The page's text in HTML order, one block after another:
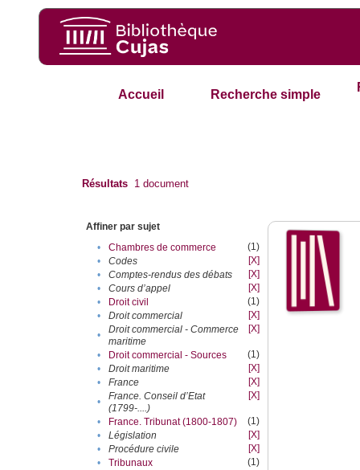
Accueil Recherche simple
Résultats 1 document
Affiner par sujet
•
Chambres de commerce
(1)
•
Codes
[X]
•
Comptes-rendus des débats
[X]
•
Cours d’appel
[X]
•
Droit civil
(1)
•
Droit commercial
[X]
•
Droit commercial - Commerce
maritime
[X]
• Droit commercial - Sources
(1)
•
Droit maritime
[X]
•
France
[X]
•
France. Conseil d’Etat
(1799-....)
[X]
• France. Tribunat (1800-1807)
(1)
•
Législation
[X]
•
Procédure civile
[X]
•
Tribunaux
(1)